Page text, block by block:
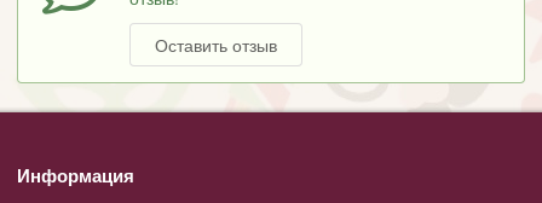
Оставить отзыв
Информация